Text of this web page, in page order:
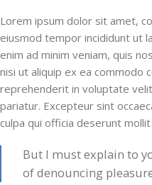
Lorem ipsum dolor sit amet,
eiusmod tempor incididunt ut
enim ad minim veniam, quis
nisi ut aliquip ex ea commodo
reprehenderit in voluptate
pariatur. Excepteur sint
culpa qui officia deserunt
But I must explain to
of denouncing